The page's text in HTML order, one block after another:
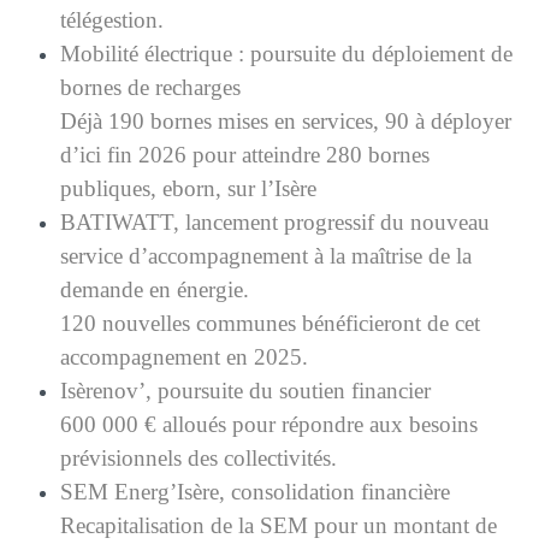
télégestion.
Mobilité électrique : poursuite du déploiement de
bornes de recharges
Déjà 190 bornes mises en services, 90 à déployer
d’ici fin 2026 pour atteindre 280 bornes
publiques, eborn, sur l’Isère
BATIWATT, lancement progressif du nouveau
service d’accompagnement à la maîtrise de la
demande en énergie.
120 nouvelles communes bénéficieront de cet
accompagnement en 2025.
Isèrenov’, poursuite du soutien financier
600 000 € alloués pour répondre aux besoins
prévisionnels des collectivités.
SEM Energ’Isère, consolidation financière
Recapitalisation de la SEM pour un montant de